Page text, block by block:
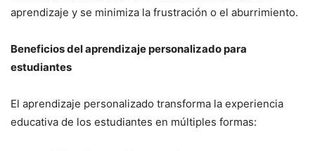
aprendizaje y se minimiza la frustración o el aburrimiento.
Beneficios del aprendizaje personalizado para
estudiantes
El aprendizaje personalizado transforma la experiencia
educativa de los estudiantes en múltiples formas: